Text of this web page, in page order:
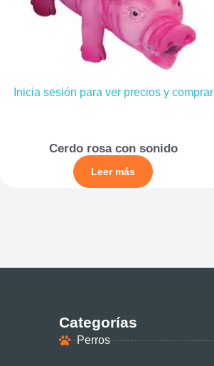
Inicia sesión para ver precios y comprar
Cerdo rosa con sonido
Leer más
Categorías
Perros